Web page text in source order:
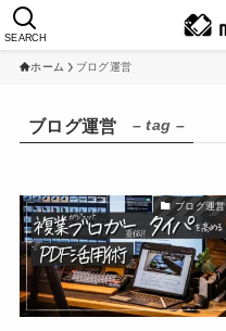
SEARCH
ホーム ブログ運営
ブログ運営 – tag –
ブログ運営